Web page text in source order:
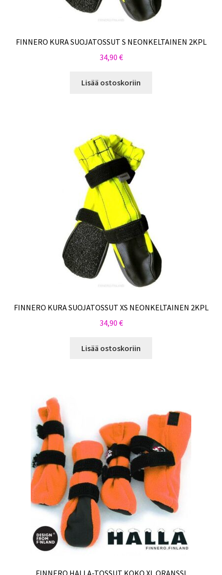
FINNERO KURA SUOJATOSSUT S NEONKELTAINEN 2KPL
34,90 €
Lisää ostoskoriin
FINNERO KURA SUOJATOSSUT XS NEONKELTAINEN 2KPL
34,90 €
Lisää ostoskoriin
FINNERO HALLA-TOSSUT KOKO XL ORANSSI